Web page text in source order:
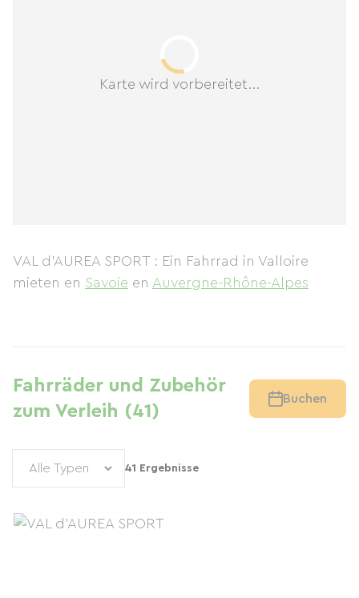
Karte wird vorbereitet...
VAL d'AUREA SPORT : Ein Fahrrad in Valloire
mieten en Savoie en Auvergne-Rhône-Alpes
Fahrräder und Zubehör
zum Verleih (41)
Buchen
41 Ergebnisse